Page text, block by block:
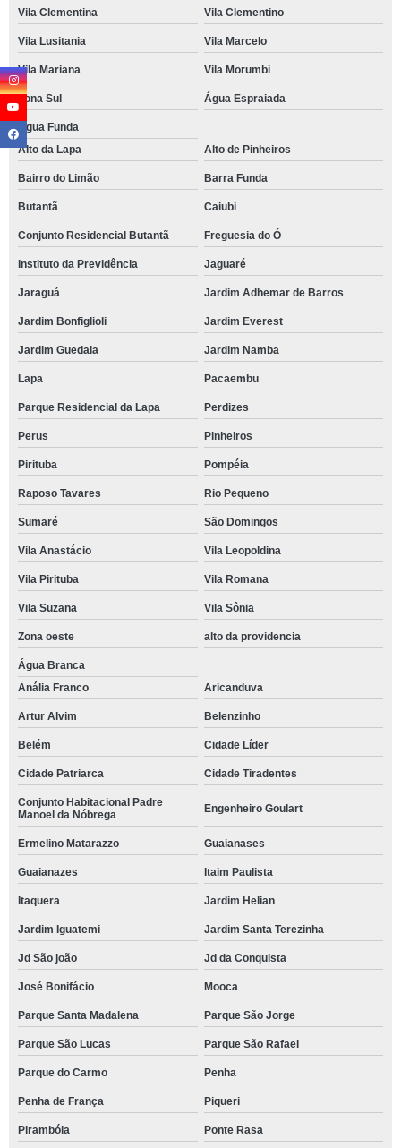
Vila Clementina Vila Clementino
Vila Lusitania Vila Marcelo
Vila Mariana Vila Morumbi
Zona Sul Água Espraiada
Água Funda
Alto da Lapa
Alto de Pinheiros
Bairro do Limão Barra Funda
Butantã Caiubi
Conjunto Residencial Butantã Freguesia do Ó
Instituto da Previdência Jaguaré
Jaraguá Jardim Adhemar de Barros
Jardim Bonfiglioli Jardim Everest
Jardim Guedala Jardim Namba
Lapa Pacaembu
Parque Residencial da Lapa Perdizes
Perus Pinheiros
Pirituba Pompéia
Raposo Tavares Rio Pequeno
Sumaré São Domingos
Vila Anastácio Vila Leopoldina
Vila Pirituba Vila Romana
Vila Suzana Vila Sônia
Zona oeste alto da providencia
Água Branca
Anália Franco
Aricanduva
Artur Alvim Belenzinho
Belém Cidade Líder
Cidade Patriarca Cidade Tiradentes
Conjunto Habitacional Padre
Manoel da Nóbrega
Engenheiro Goulart
Ermelino Matarazzo Guaianases
Guaianazes Itaim Paulista
Itaquera Jardim Helian
Jardim Iguatemi Jardim Santa Terezinha
Jd São joão Jd da Conquista
José Bonifácio Mooca
Parque Santa Madalena Parque São Jorge
Parque São Lucas Parque São Rafael
Parque do Carmo Penha
Penha de França Piqueri
Pirambóia Ponte Rasa